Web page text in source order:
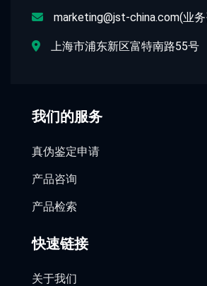
marketing@jst-china.com(业
上海市浦东新区富特南路55号
我们的服务
真伪鉴定申请
产品咨询
产品检索
快速链接
关于我们